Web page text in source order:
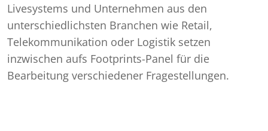
Livesystems und Unternehmen aus den
unterschiedlichsten Branchen wie Retail,
Telekommunikation oder Logistik setzen
inzwischen aufs Footprints-Panel für die
Bearbeitung verschiedener Fragestellungen.